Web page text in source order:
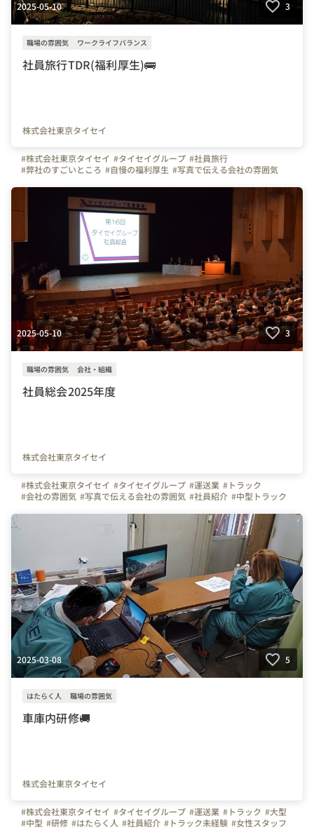
2025-05-10 3
職場の雰囲気 ワークライフバランス
社員旅行TDR(福利厚生)🚌
株式会社東京タイセイ
#株式会社東京タイセイ #タイセイグループ #社員旅行
#弊社のすごいところ #自慢の福利厚生 #写真で伝える会社の雰囲気
2025-05-10 3
職場の雰囲気 会社・組織
社員総会2025年度
株式会社東京タイセイ
#株式会社東京タイセイ #タイセイグループ #運送業 #トラック
#会社の雰囲気 #写真で伝える会社の雰囲気 #社員紹介 #中型トラック
2025-03-08 5
はたらく人 職場の雰囲気
車庫内研修🚚
株式会社東京タイセイ
#株式会社東京タイセイ #タイセイグループ #運送業 #トラック #大型
#中型 #研修 #はたらく人 #社員紹介 #トラック未経験 #女性スタッフ